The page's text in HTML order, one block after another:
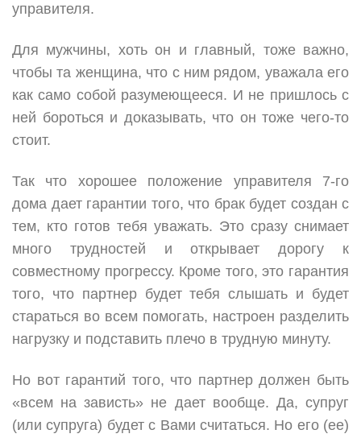
управителя.
Для мужчины, хоть он и главный, тоже важно,
чтобы та женщина, что с ним рядом, уважала его
как само собой разумеющееся. И не пришлось с
ней бороться и доказывать, что он тоже чего-то
стоит.
Так что хорошее положение управителя 7-го
дома дает гарантии того, что брак будет создан с
тем, кто готов тебя уважать. Это сразу снимает
много трудностей и открывает дорогу к
совместному прогрессу. Кроме того, это гарантия
того, что партнер будет тебя слышать и будет
стараться во всем помогать, настроен разделить
нагрузку и подставить плечо в трудную минуту.
Но вот гарантий того, что партнер должен быть
«всем на зависть» не дает вообще. Да, супруг
(или супруга) будет с Вами считаться. Но его (ее)